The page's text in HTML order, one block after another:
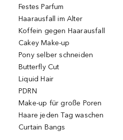
Festes Parfum
Haarausfall im Alter
Koffein gegen Haarausfall
Cakey Make-up
Pony selber schneiden
Butterfly Cut
Liquid Hair
PDRN
Make-up für große Poren
Haare jeden Tag waschen
Curtain Bangs